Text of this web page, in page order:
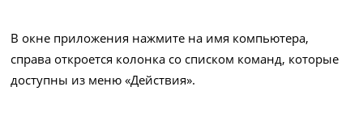
В окне приложения нажмите на имя компьютера,
справа откроется колонка со списком команд, которые
доступны из меню «Действия».